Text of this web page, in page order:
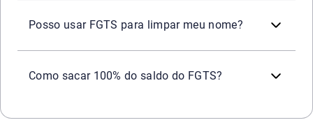
Posso usar FGTS para limpar meu nome?
Como sacar 100% do saldo do FGTS?